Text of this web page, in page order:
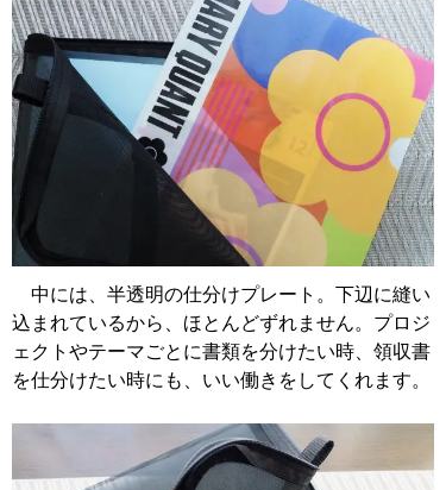
中には、半透明の仕分けプレート。下辺に縫い
込まれているから、ほとんどずれません。プロジ
ェクトやテーマごとに書類を分けたい時、領収書
を仕分けたい時にも、いい働きをしてくれます。